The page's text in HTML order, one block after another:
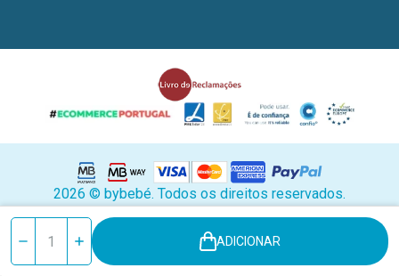
Stock
Reduzir
de
Aumentar
quantidade
de
ADICIONAR
2026 © bybebé. Todos os direitos reservados.